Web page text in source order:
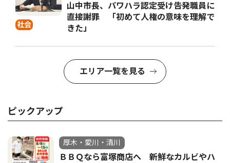
社会
山中市長、パワハラ認定受け告発職員に
直接謝罪 「初めて人権の意味を理解で
きた」
エリア一覧を見る
ピックアップ
厚木・愛川・清川
ＢＢＱなら富塚商店へ 新鮮なカルビやハ